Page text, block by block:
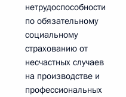
нетрудоспособности
по обязательному
социальному
страхованию от
несчастных случаев
на производстве и
профессиональных